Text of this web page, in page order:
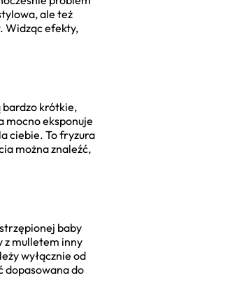
ale też
Widząc efekty,
bardzo krótkie,
mocno eksponuje
ciebie. To fryzura
można znaleźć,
baby
z mulletem inny
wyłącznie od
dopasowana do